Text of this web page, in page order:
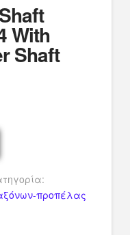
With
Shaft
προπέλας